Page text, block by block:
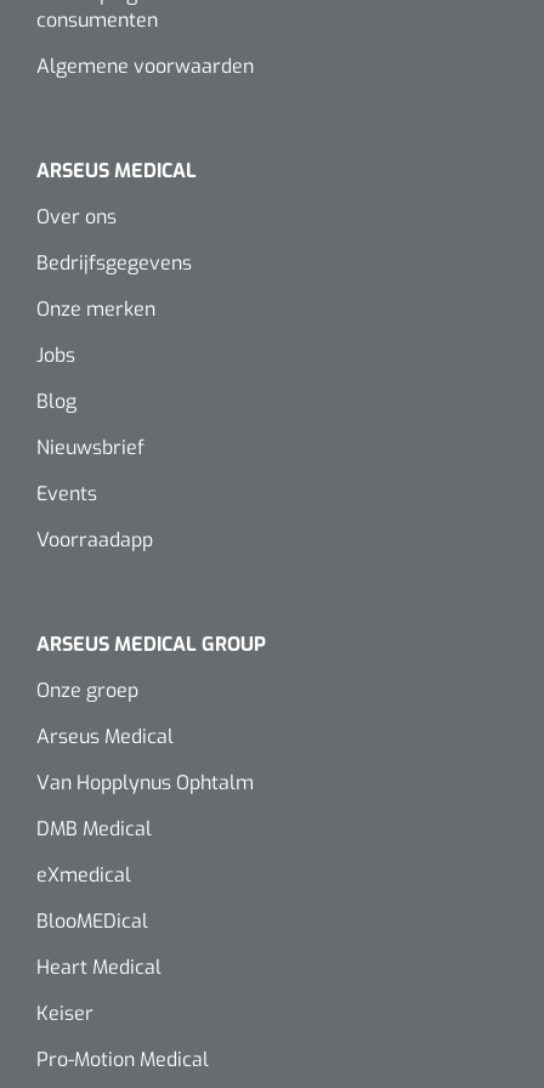
Wearables
Software
Chronische wondzorgproducten
Hydrocolloïden
Zilververbanden
Paraffine verbanden
Diversen
Kleeflaag removers
Nierbekken
Wondreinigers
consumenten
Algemene voorwaarden
ARSEUS MEDICAL
Over ons
Bedrijfsgegevens
Onze merken
Jobs
Blog
Nieuwsbrief
Events
Voorraadapp
ARSEUS MEDICAL GROUP
Onze groep
Arseus Medical
Van Hopplynus Ophtalm
DMB Medical
eXmedical
BlooMEDical
Heart Medical
Keiser
Pro-Motion Medical